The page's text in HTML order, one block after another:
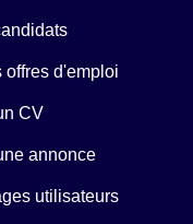
offres d'emploi
CV
annonce
utilisateurs